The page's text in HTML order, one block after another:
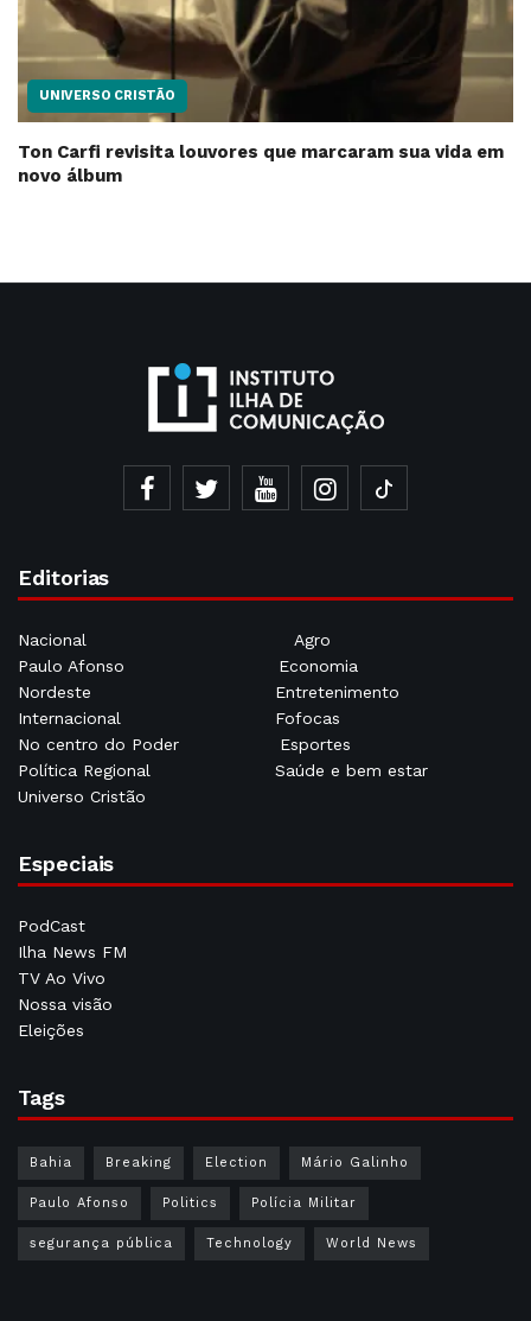
UNIVERSO CRISTÃO
Ton Carfi revisita louvores que marcaram sua vida em
novo álbum
Editorias
Nacional
Agro
Paulo Afonso
Economia
Nordeste
Entretenimento
Internacional
Fofocas
No centro do Poder
Esportes
Política Regional
Saúde e bem estar
Universo Cristão
Especiais
PodCast
Ilha News FM
TV Ao Vivo
Nossa visão
Eleições
Tags
Bahia Breaking Election Mário Galinho
Paulo Afonso Politics Polícia Militar
segurança pública Technology World News